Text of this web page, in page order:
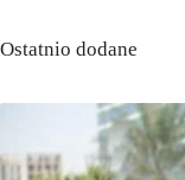
Ostatnio dodane